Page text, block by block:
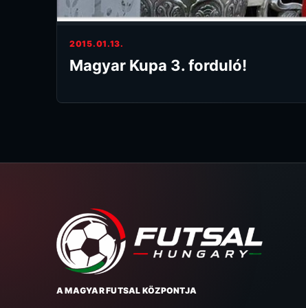
2015.01.13.
Magyar Kupa 3. forduló!
A MAGYAR FUTSAL KÖZPONTJA